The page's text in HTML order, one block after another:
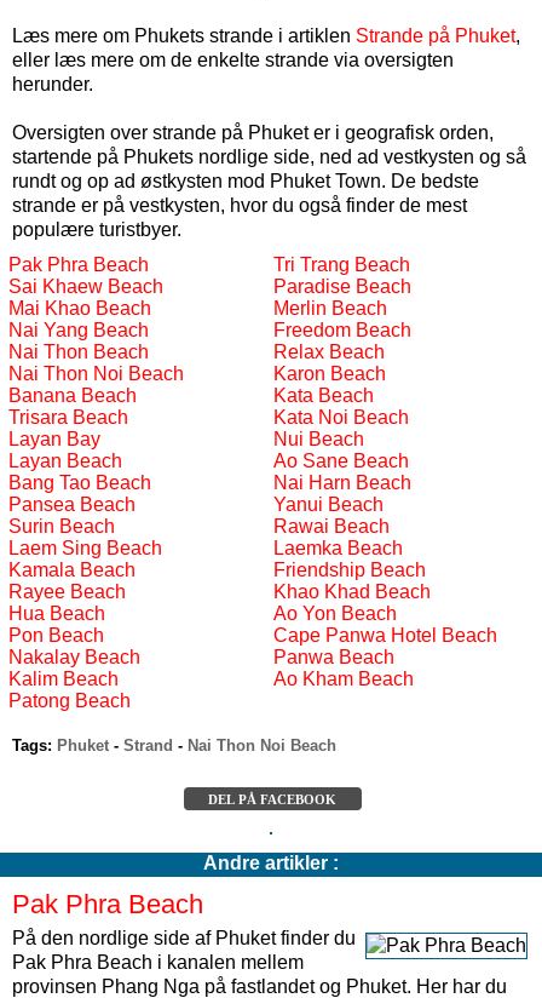
Læs mere om Phukets strande i artiklen Strande på Phuket,
eller læs mere om de enkelte strande via oversigten
herunder.
Oversigten over strande på Phuket er i geografisk orden,
startende på Phukets nordlige side, ned ad vestkysten og så
rundt og op ad østkysten mod Phuket Town. De bedste
strande er på vestkysten, hvor du også finder de mest
populære turistbyer.
Pak Phra Beach
Sai Khaew Beach
Mai Khao Beach
Nai Yang Beach
Nai Thon Beach
Nai Thon Noi Beach
Banana Beach
Trisara Beach
Layan Bay
Layan Beach
Bang Tao Beach
Pansea Beach
Surin Beach
Laem Sing Beach
Kamala Beach
Rayee Beach
Hua Beach
Pon Beach
Nakalay Beach
Kalim Beach
Patong Beach
Tri Trang Beach
Paradise Beach
Merlin Beach
Freedom Beach
Relax Beach
Karon Beach
Kata Beach
Kata Noi Beach
Nui Beach
Ao Sane Beach
Nai Harn Beach
Yanui Beach
Rawai Beach
Laemka Beach
Friendship Beach
Khao Khad Beach
Ao Yon Beach
Cape Panwa Hotel Beach
Panwa Beach
Ao Kham Beach
Tags: Phuket - Strand - Nai Thon Noi Beach
DEL PÅ FACEBOOK
Andre artikler :
Pak Phra Beach
På den nordlige side af Phuket finder du
Pak Phra Beach i kanalen mellem
provinsen Phang Nga på fastlandet og Phuket. Her har du